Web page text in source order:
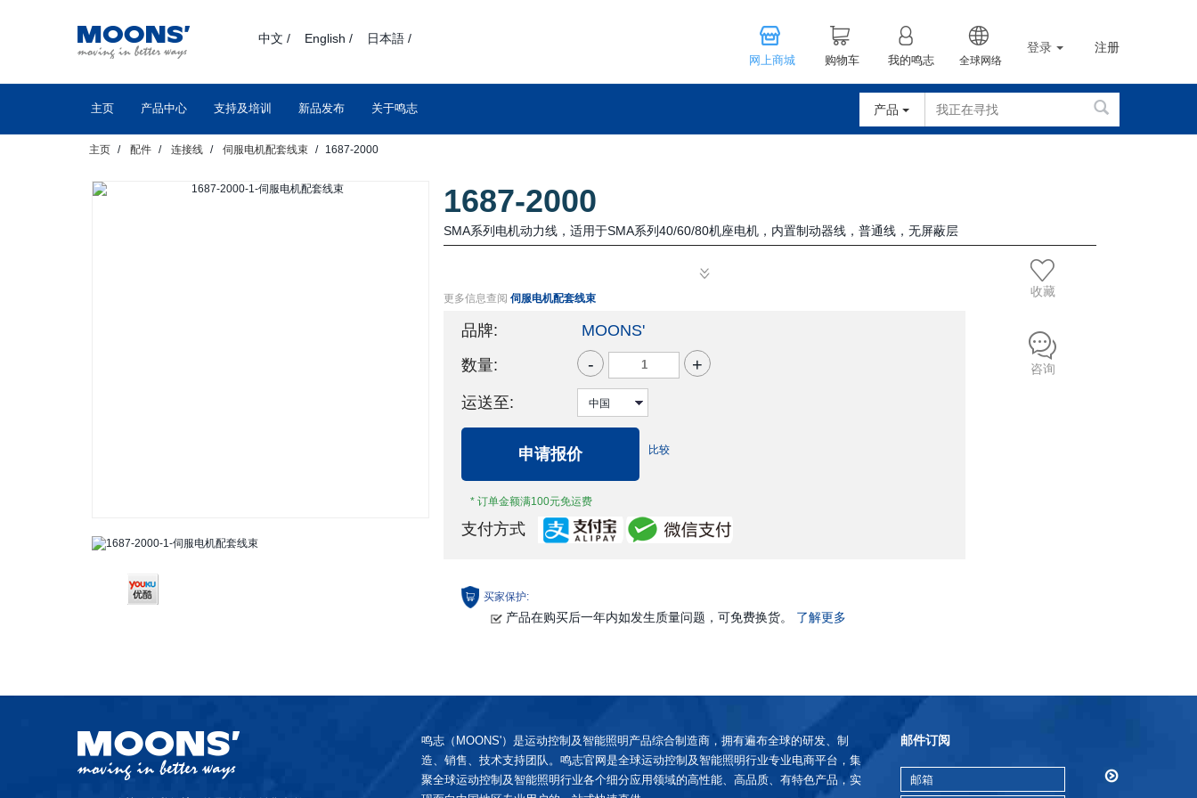
中文 / English / 日本語 /
网上商城 购物车 我的鸣志 全球网络
登录 注册
主页 产品中心 支持及培训 新品发布 关于鸣志 产品
主页 配件 连接线 伺服电机配套线束 1687-2000
1687-2000
SMA系列电机动力线，适用于SMA系列40/60/80机座电机，内置制动器线，普通线，无屏蔽层
更多信息查阅 伺服电机配套线束
品牌:
MOONS'
数量:
- +
运送至:
申请报价
* 订单金额满100元免运费
比较
支付方式
收藏
咨询
买家保护:
产品在购买后一年内如发生质量问题，可免费换货。 了解更多
鸣志（MOONS'）是运动控制及智能照明产品综合制造商，拥有遍布全球的研发、制
造、销售、技术支持团队。鸣志官网是全球运动控制及智能照明行业专业电商平台，集
聚全球运动控制及智能照明行业各个细分应用领域的高性能、高品质、有特色产品，实
邮件订阅